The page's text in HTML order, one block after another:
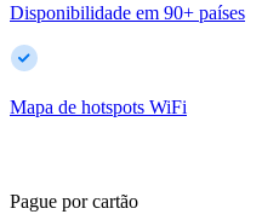
Disponibilidade em 90+ países
Mapa de hotspots WiFi
Pague por cartão